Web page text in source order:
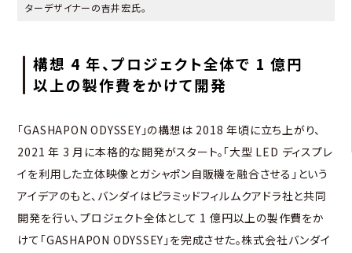
ターデザイナーの吉井宏氏。
構想 4 年、プロジェクト全体で 1 億円
以上の製作費をかけて開発
「GASHAPON ODYSSEY」の構想は 2018 年頃に立ち上がり、
2021 年 3 月に本格的な開発がスタート。「大型 LED ディスプレ
イを利用した立体映像とガシャポン自販機を融合させる」という
アイデアのもと、バンダイはピラミッドフィルムクアドラ社と共同
開発を行い、プロジェクト全体として 1 億円以上の製作費をか
けて「GASHAPON ODYSSEY」を完成させた。株式会社バンダイ